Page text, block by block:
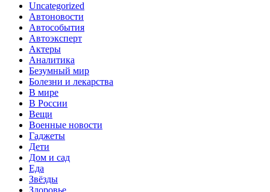
Uncategorized
Автоновости
Автособытия
Автоэксперт
Актеры
Аналитика
Безумный мир
Болезни и лекарства
В мире
В России
Вещи
Военные новости
Гаджеты
Дети
Дом и сад
Еда
Звёзды